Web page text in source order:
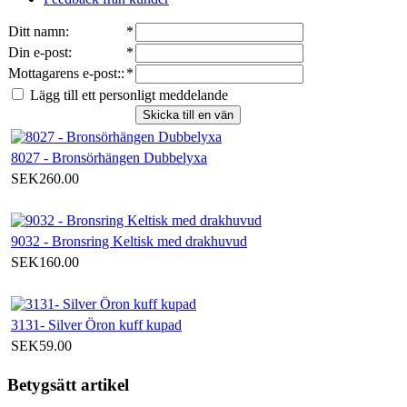
Ditt namn:
*
Din e-post:
*
Mottagarens e-post:: *
Lägg till ett personligt meddelande
Skicka till en vän
8027 - Bronsörhängen Dubbelyxa
SEK260.00
9032 - Bronsring Keltisk med drakhuvud
SEK160.00
3131- Silver Öron kuff kupad
SEK59.00
Betygsätt artikel